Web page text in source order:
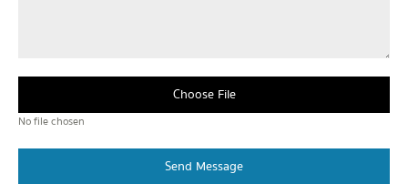
Choose File
No file chosen
Send Message